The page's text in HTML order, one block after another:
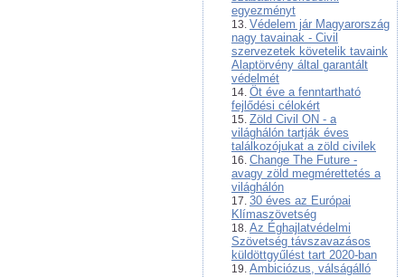
egyezményt
Védelem jár Magyarország
nagy tavainak - Civil
szervezetek követelik tavaink
Alaptörvény által garantált
védelmét
Öt éve a fenntartható
fejlődési célokért
Zöld Civil ON - a
világhálón tartják éves
találkozójukat a zöld civilek
Change The Future -
avagy zöld megmérettetés a
világhálón
30 éves az Európai
Klímaszövetség
Az Éghajlatvédelmi
Szövetség távszavazásos
küldöttgyűlést tart 2020-ban
Ambiciózus, válságálló